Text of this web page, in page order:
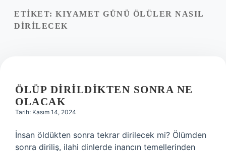
Yasal Uyarı
ETIKET: KIYAMET GÜNÜ ÖLÜLER NASIL
DIRILECEK
ÖLÜP DIRILDIKTEN SONRA NE
OLACAK
Tarih: Kasım 14, 2024
İnsan öldükten sonra tekrar dirilecek mi? Ölümden
sonra diriliş, ilahi dinlerde inancın temellerinden